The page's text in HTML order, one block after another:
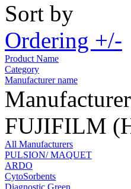
Sort by
Ordering +/-
Product Name
Category
Manufacturer name
FUJIFILM
All Manufacturers
PULSION/ MAQUET
ARDO
CytoSorbents